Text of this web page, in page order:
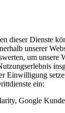
dieser Dienste
unserer
um unsere
Einwilligung
ein:
Google